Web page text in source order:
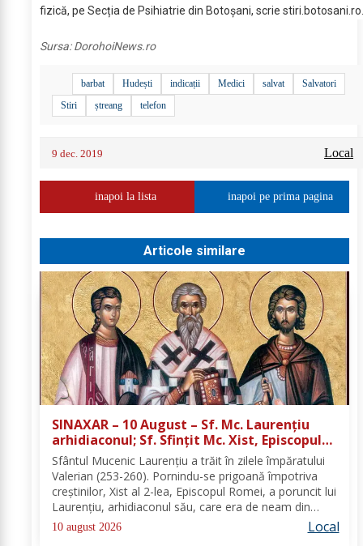
fizică, pe Secția de Psihiatrie din Botoșani, scrie stiri.botosani.ro.
Sursa:DorohoiNews.ro
barbat Hudești indicații Medici salvat
Salvatori
Stiri
ștreang telefon
9 dec. 2019 Local
inapoi la lista inapoi pe prima pagina
Articole similare
SINAXAR – 10 August – Sf. Mc. Laurenţiu
arhidiaconul; Sf. Sfinţit Mc. Xist, Episcopul
Romei
Sfântul Mucenic Laurenţiu a trăit în zilele împăratului
Valerian (253-260). Pornindu-se prigoană împotriva
creştinilor, Xist al 2-lea, Episcopul Romei, a poruncit lui
Laurenţiu, arhidiaconul său, care era de neam din
Spania, să chivernisească vistieria Bisericii şi să se
îngrijească de săraci....
10 august 2026 Local